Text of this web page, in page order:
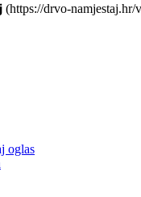
(https://drvo-
oglas